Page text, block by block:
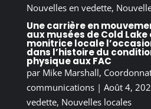
Nouvelles en vedette,
Une carrière en
aux musées de Cold
monitrice locale
dans l’histoire du
physique aux FAC
par Mike Marshall,
communications| Août 4,
vedette, Nouvelles locales